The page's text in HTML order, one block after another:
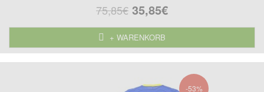
75,85€ 35,85€
+ WARENKORB
-53%